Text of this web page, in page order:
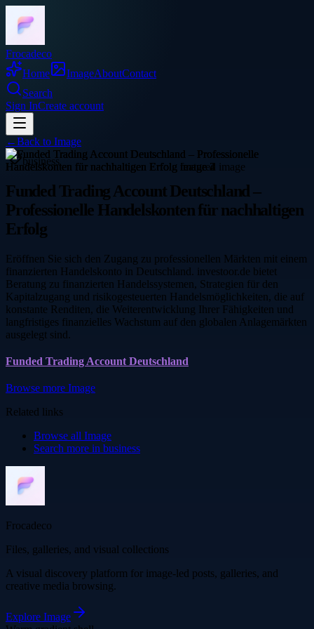
Frocadeco
Home
ImageAboutContact
Search
Sign InCreate account
←Back to Image
business
Funded Trading Account Deutschland –
Professionelle Handelskonten für nachhaltigen
Erfolg
Eröffnen Sie sich den Zugang zu professionellen Märkten mit einem
finanzierten Handelskonto in Deutschland. investoor.de bietet
Beratung zu finanzierten Handelssystemen, Strategien für den
Kapitalzugang und risikogesteuerten Handelsmöglichkeiten, die auf
konstante Renditen, die Weiterentwicklung Ihrer Fähigkeiten und
langfristiges finanzielles Wachstum auf den globalen Anlagemärkten
ausgelegt sind.
Funded Trading Account Deutschland
Browse more Image
Related links
Browse all Image
Search more in business
Frocadeco
Files, galleries, and visual collections
A visual discovery platform for image-led posts, galleries, and
creative media browsing.
Explore Image